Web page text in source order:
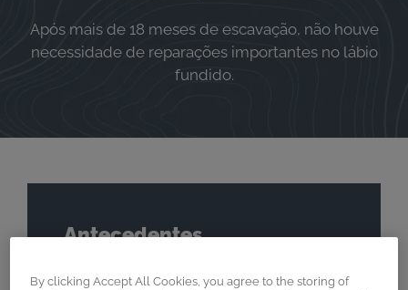
Após mais de 18 meses de escavação, não houve
necessidade de reparações importantes no lábio
fundido.
Antecedentes
Localização
By clicking Accept All Cookies, you agree to the storing of